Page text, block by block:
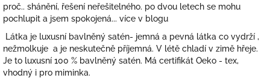
proč.. shánění, řešení neřešitelného. po dvou letech se mohu
pochlupit a jsem spokojená... více v blogu
Látka je luxusní bavlněný satén- jemná a pevná látka co vydrží ,
nežmolkuje a je neskutečně příjemná. V létě chladí v zimě hřeje.
Je to luxusní 100 % bavlněný satén. Má certifikát Oeko - tex,
vhodný i pro miminka.